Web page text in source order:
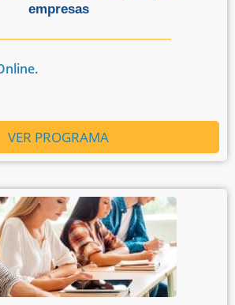
empresas
VER PROGRAMA